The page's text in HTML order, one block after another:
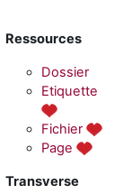
Ressources
Dossier
Etiquette
Fichier
Page
Transverse